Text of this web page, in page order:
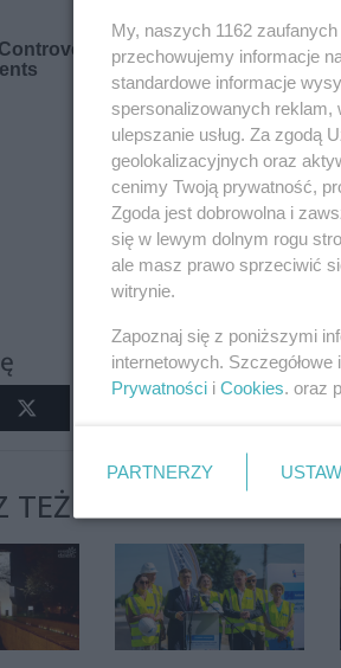
TEŻ:
My, naszych 1162
przechowujemy informacje
standardowe informacje
spersonalizowanych reklam,
ulepszanie usług. Za zgodą
geolokalizacyjnych oraz
cenimy Twoją prywatność,
Zgoda jest dobrowolna i
się w lewym dolnym rogu
ale masz prawo sprzeciwić
witrynie.
Zapoznaj się z poniższymi
internetowych.
Prywatności i Cookies. oraz
PARTNERZY